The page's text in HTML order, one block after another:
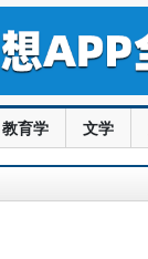
教育学 文学